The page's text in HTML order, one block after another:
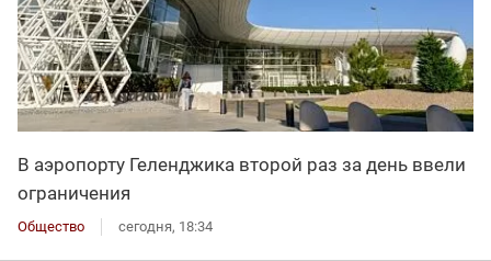
В аэропорту Геленджика второй раз за день ввели
ограничения
Общество сегодня, 18:34